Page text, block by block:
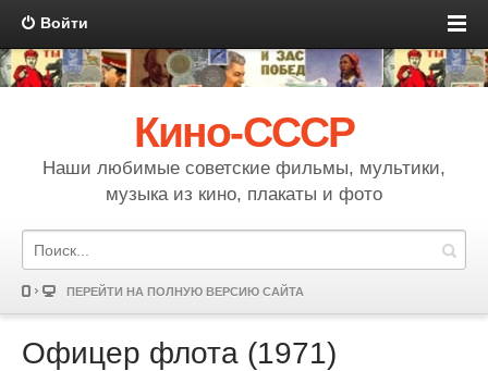
Войти
Кино-СССР
Наши любимые советские фильмы, мультики,
музыка из кино, плакаты и фото
ПЕРЕЙТИ НА ПОЛНУЮ ВЕРСИЮ САЙТА
Офицер флота (1971)